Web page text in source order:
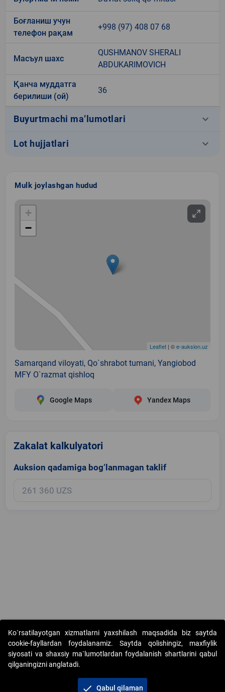
Боғланиш учун
телефон рақам
+998 (97) 408 07 68
Масъул шахс
QUSHMANOV SHERALI
ABDUKARIMOVICH
Қанча муддатга
берилиши (ой)
36
Buyurtmachi ma’lumotlari keyboard_arrow_down
Lot hujjatlari keyboard_arrow_down
Mulk joylashgan hudud
+
−
Leaflet | ©e-auksion.uz
Samarqand viloyati, Qo`shrabot tumani, Yangiobod
MFY O`razmat qishloq
Google Maps Yandex Maps
Zakalat kalkulyatori
Auksion qadamiga bog‘lanmagan taklif
Copyright © 2017-2026. "Elektron onlayn-auksionlarni tashkil etish"
AJ. Barcha huquqlar himoyalangan
Ko`rsatilayotgan xizmatlarni yaxshilash maqsadida biz saytda
cookie-fayllardan foydalanamiz. Saytda qolishingiz, maxfiylik
siyosati va shaxsiy ma`lumotlardan foydalanish shartlarini qabul
qilganingizni anglatadi.
check Qabul qilaman